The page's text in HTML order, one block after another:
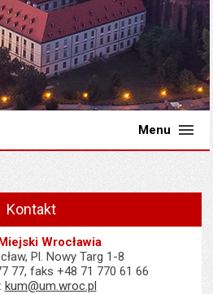
Menu
Kontakt
Wrocławia
Pl. Nowy Targ 1-8
77, faks +48 71 770 61 66
kum@um.wroc.pl